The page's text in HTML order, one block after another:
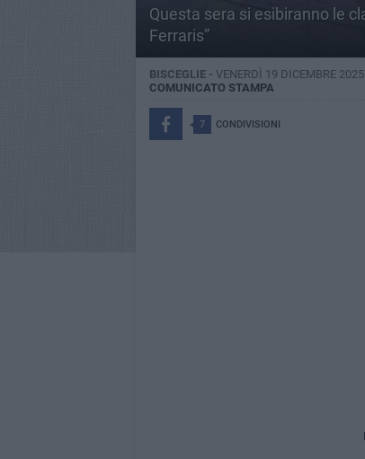
Questa sera si esibiranno le
Ferraris”
BISCEGLIE - VENERDÌ 19 DICEMBRE 2025
COMUNICATO STAMPA
7 CONDIVISIONI